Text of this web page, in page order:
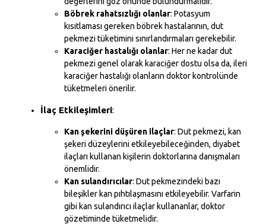
Böbrek rahatsızlığı olanlar: Potasyum
kısıtlaması gereken böbrek hastalarının, dut
pekmezi tüketimini sınırlandırmaları gerekebilir.
Karaciğer hastalığı olanlar: Her ne kadar dut
pekmezi genel olarak karaciğer dostu olsa da, ileri
karaciğer hastalığı olanların doktor kontrolünde
tüketmeleri önerilir.
İlaç Etkileşimleri:
Kan şekerini düşüren ilaçlar: Dut pekmezi, kan
şekeri düzeylerini etkileyebileceğinden, diyabet
ilaçları kullanan kişilerin doktorlarına danışmaları
önemlidir.
Kan sulandırıcılar: Dut pekmezindeki bazı
bileşikler kan pıhtılaşmasını etkileyebilir. Varfarin
gibi kan sulandırıcı ilaçlar kullananlar, doktor
gözetiminde tüketmelidir.